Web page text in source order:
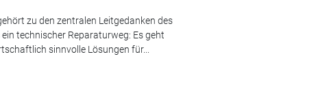
zu den zentralen Leitgedanken des
technischer Reparaturweg: Es geht
sinnvolle Lösungen für...